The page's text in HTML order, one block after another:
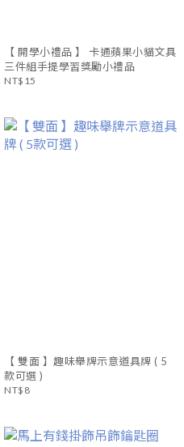
【 開學小禮品 】 卡通蘋果小貓文具
三件組手提學習獎勵小禮品
NT$15
【 雙面 】趣味舉牌示意道具牌 ( 5
款可選 )
NT$8